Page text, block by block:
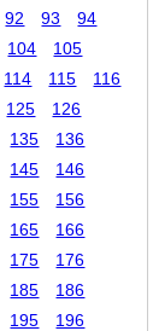
92 93
94
104
105
114 115
116
125
126
135
136
145
146
155
156
165
166
175
176
185
186
195
196